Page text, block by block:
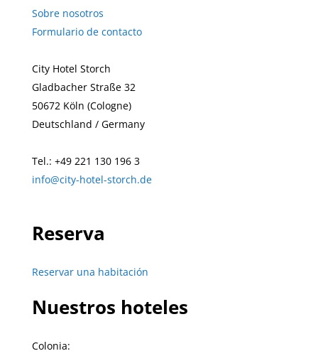
Sobre nosotros
Formulario de contacto
City Hotel Storch
Gladbacher Straße 32
50672 Köln (Cologne)
Deutschland / Germany
Tel.: +49 221 130 196 3
info@city-hotel-storch.de
Reserva
Reservar una habitación
Nuestros hoteles
Colonia: